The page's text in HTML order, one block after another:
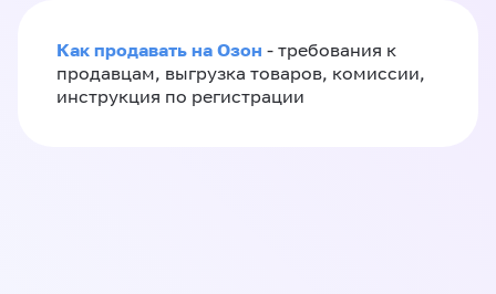
Как продавать на Озон - требования к
продавцам, выгрузка товаров, комиссии,
инструкция по регистрации